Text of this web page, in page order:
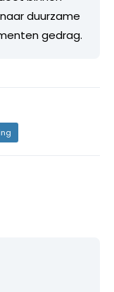
duurzame
gedrag.